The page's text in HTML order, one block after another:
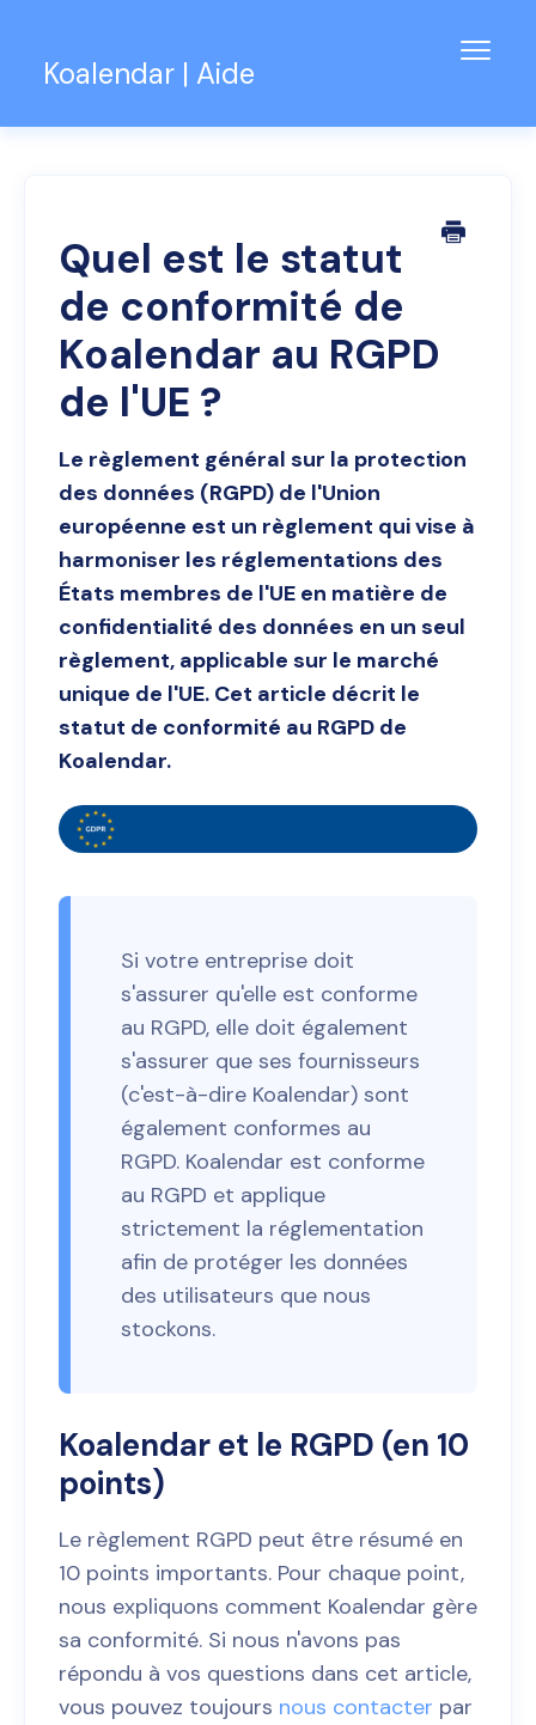
Koalendar | Aide
Contact
Quel est le statut
de conformité de
Koalendar au RGPD
de l'UE ?
Le règlement général sur la protection
des données (RGPD) de l'Union
européenne est un règlement qui vise à
harmoniser les réglementations des
États membres de l'UE en matière de
confidentialité des données en un seul
règlement, applicable sur le marché
unique de l'UE. Cet article décrit le
statut de conformité au RGPD de
Koalendar.
Si votre entreprise doit
s'assurer qu'elle est conforme
au RGPD, elle doit également
s'assurer que ses fournisseurs
(c'est-à-dire Koalendar) sont
également conformes au
RGPD. Koalendar est conforme
au RGPD et applique
strictement la réglementation
afin de protéger les données
des utilisateurs que nous
stockons.
Koalendar et le RGPD (en 10
points)
Le règlement RGPD peut être résumé en
10 points importants. Pour chaque point,
nous expliquons comment Koalendar gère
sa conformité. Si nous n'avons pas
répondu à vos questions dans cet article,
vous pouvez toujours nous contacter par